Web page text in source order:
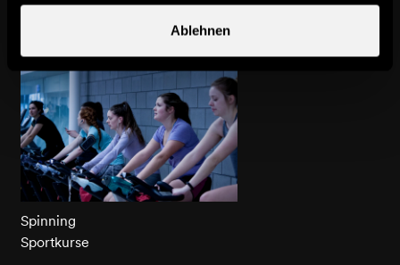
Ablehnen
Spinning
Sportkurse